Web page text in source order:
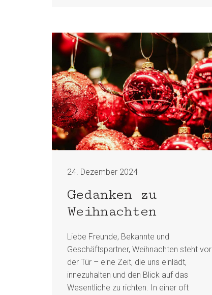
24. Dezember 2024
Gedanken zu
Weihnachten
Liebe Freunde, Bekannte und
Geschäftspartner, Weihnachten steht vor
der Tür – eine Zeit, die uns einlädt,
innezuhalten und den Blick auf das
Wesentliche zu richten. In einer oft